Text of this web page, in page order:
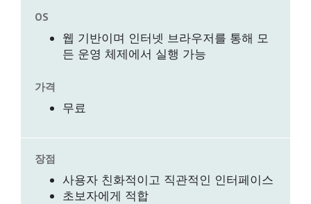
OS
웹 기반이며 인터넷 브라우저를 통해 모
든 운영 체제에서 실행 가능
가격
무료
장점
사용자 친화적이고 직관적인 인터페이스
초보자에게 적합